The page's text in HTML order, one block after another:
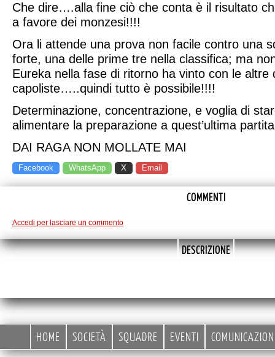
Che dire….alla fine ciò che conta è il risultato
a favore dei monzesi!!!!
Ora l i attende una prova non facile contro una
forte, una delle prime tre nella classifica; ma
Eureka nella fase di ritorno ha vinto con le altre
capoliste…..quindi tutto è possibile!!!!
Determinazione, concentrazione, e voglia di
alimentare la preparazione a quest’ultima
DAI RAGA NON MOLLATE MAI
Facebook WhatsApp X Email
COMMENTI
Accedi per lasciare un commento
DESCRIZIONE
HOME SOCIETÀ SQUADRE EVENTI